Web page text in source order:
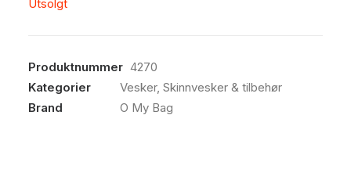
Utsolgt
Produktnummer 4270
Kategorier
Vesker, Skinnvesker & tilbehør
Brand
O My Bag